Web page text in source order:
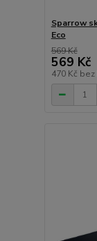
Sparrow
Eco
569 Kč
569 Kč
470 Kč bez